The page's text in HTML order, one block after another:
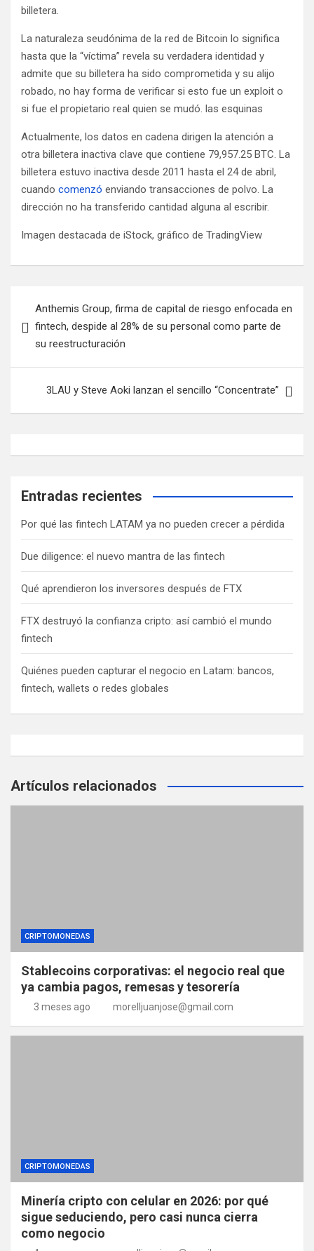
— Adam Cochran (adamscochran.eth)
billetera.
La naturaleza seudónima de la red de Bitcoin lo significa
hasta que la “víctima” revela su verdadera identidad y
admite que su billetera ha sido comprometida y su alijo
robado, no hay forma de verificar si esto fue un exploit o
si fue el propietario real quien se mudó. las esquinas
Actualmente, los datos en cadena dirigen la atención a
otra billetera inactiva clave que contiene 79,957.25 BTC. La
billetera estuvo inactiva desde 2011 hasta el 24 de abril,
cuando comenzó enviando transacciones de polvo. La
dirección no ha transferido cantidad alguna al escribir.
Imagen destacada de iStock, gráfico de TradingView
e
a
i
Anthemis Group, firma de capital de riesgo enfocada en
fintech, despide al 28% de su personal como parte de
su reestructuración
3LAU y Steve Aoki lanzan el sencillo “Concentrate”
Entradas recientes
Por qué las fintech LATAM ya no pueden crecer a pérdida
Due diligence: el nuevo mantra de las fintech
Qué aprendieron los inversores después de FTX
FTX destruyó la confianza cripto: así cambió el mundo
fintech
Quiénes pueden capturar el negocio en Latam: bancos,
fintech, wallets o redes globales
Artículos relacionados
CRIPTOMONEDAS
Stablecoins corporativas: el negocio real que
ya cambia pagos, remesas y tesorería
3 meses ago morelljuanjose@gmail.com
CRIPTOMONEDAS
Minería cripto con celular en 2026: por qué
sigue seduciendo, pero casi nunca cierra
como negocio